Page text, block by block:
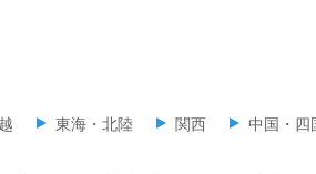
東海・北陸 関西 中国・四